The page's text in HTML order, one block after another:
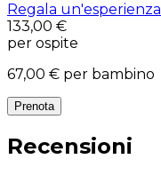
Regala un'esperienza
133,00 €
per ospite
67,00 € per bambino
Prenota
Recensioni